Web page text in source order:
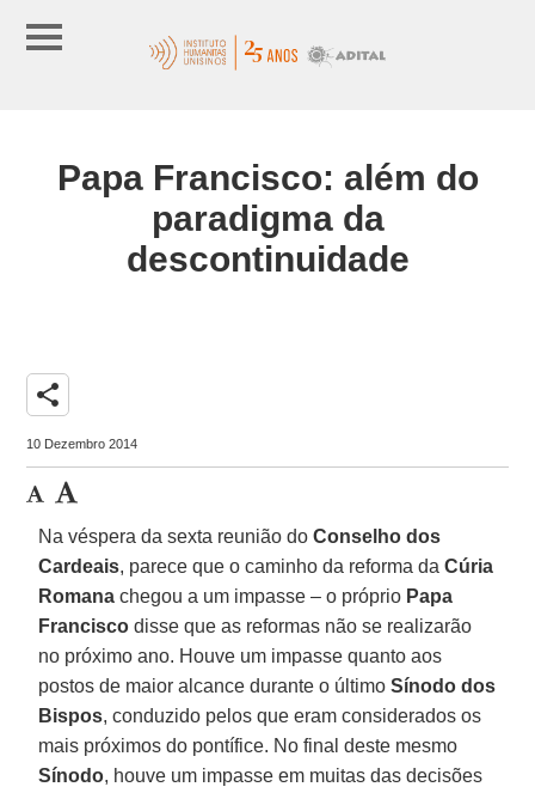
Papa Francisco: além do
paradigma da
descontinuidade
share
10 Dezembro 2014
Na véspera da sexta reunião doConselho dos
Cardeais, parece que o caminho da reforma daCúria
Romana chegou a um impasse – o próprio Papa
Francisco disse que as reformas não se realizarão
no próximo ano. Houve um impasse quanto aos
postos de maior alcance durante o últimoSínodo dos
Bispos, conduzido pelos que eram considerados os
mais próximos do pontífice. No final deste mesmo
Sínodo, houve um impasse em muitas das decisões